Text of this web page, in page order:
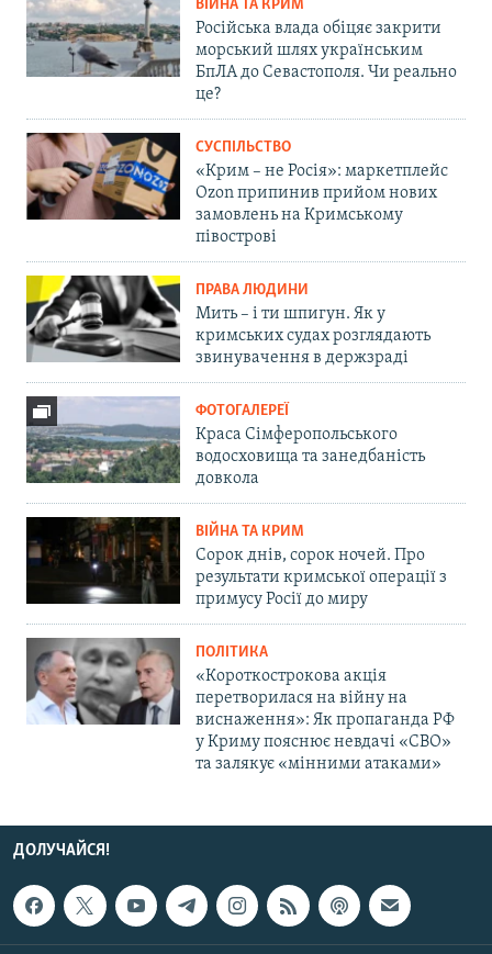
ВІЙНА ТА КРИМ
Російська влада обіцяє закрити
морський шлях українським
БпЛА до Севастополя. Чи реально
це?
СУСПІЛЬСТВО
«Крим – не Росія»: маркетплейс
Ozon припинив прийом нових
замовлень на Кримському
півострові
ПРАВА ЛЮДИНИ
Мить – і ти шпигун. Як у
кримських судах розглядають
звинувачення в держзраді
ФОТОГАЛЕРЕЇ
Краса Сімферопольського
водосховища та занедбаність
довкола
ВІЙНА ТА КРИМ
Сорок днів, сорок ночей. Про
результати кримської операції з
примусу Росії до миру
ПОЛІТИКА
«Короткострокова акція
перетворилася на війну на
виснаження»: Як пропаганда РФ
у Криму пояснює невдачі «СВО»
та залякує «мінними атаками»
ДОЛУЧАЙСЯ!